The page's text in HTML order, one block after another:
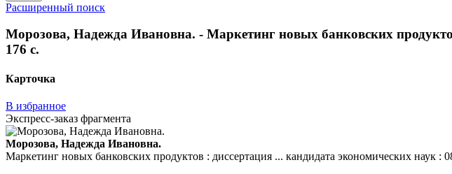
Расширенный поиск
Морозова, Надежда Ивановна. - Маркетинг новых банковских
176 с.
Карточка
В избранное
Экспресс-заказ фрагмента
Морозова, Надежда Ивановна.
Маркетинг новых банковских продуктов : диссертация ... кандидата экономических наук :